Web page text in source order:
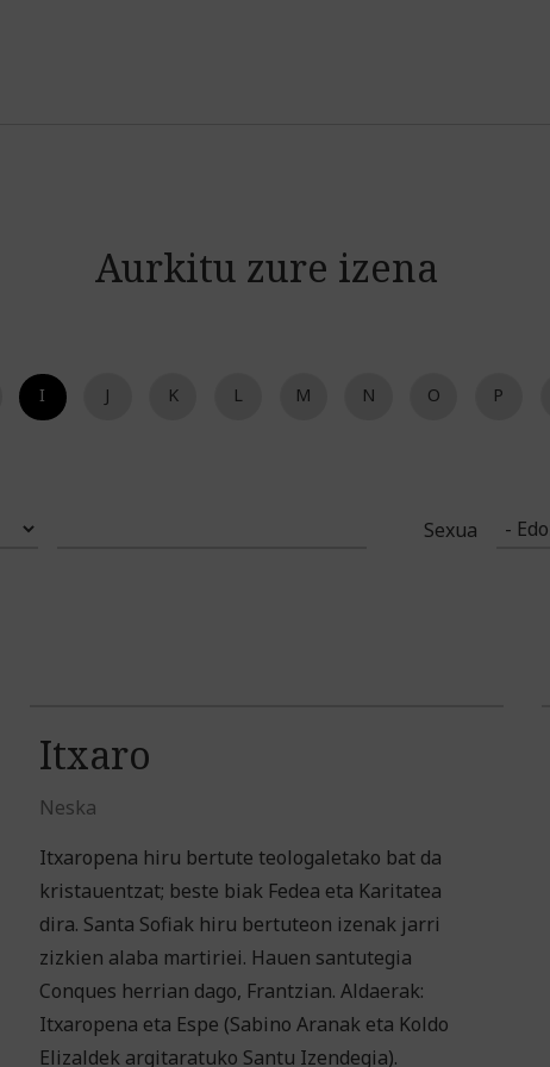
Aurkitu zure izena
I (active tab)
J K L M N O P
Sexua
Itxaro
Neska
Itxaropena hiru bertute teologaletako bat da
kristauentzat; beste biak Fedea eta Karitatea
dira. Santa Sofiak hiru bertuteon izenak jarri
zizkien alaba martiriei. Hauen santutegia
Conques herrian dago, Frantzian. Aldaerak:
Itxaropena eta Espe (Sabino Aranak eta Koldo
Elizaldek argitaratuko Santu Izendegia).